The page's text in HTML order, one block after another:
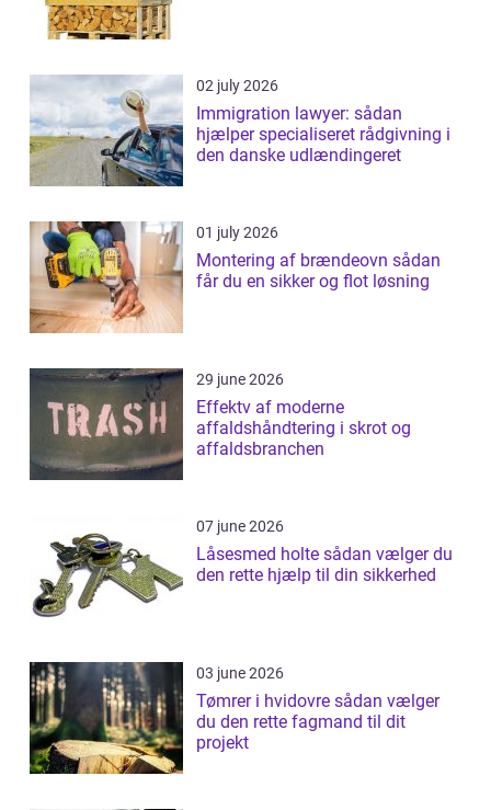
02 july 2026
Immigration lawyer: sådan
hjælper specialiseret rådgivning i
den danske udlændingeret
01 july 2026
Montering af brændeovn sådan
får du en sikker og flot løsning
29 june 2026
Effektv af moderne
affaldshåndtering i skrot og
affaldsbranchen
07 june 2026
Låsesmed holte sådan vælger du
den rette hjælp til din sikkerhed
03 june 2026
Tømrer i hvidovre sådan vælger
du den rette fagmand til dit
projekt